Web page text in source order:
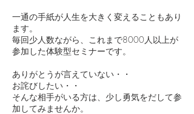
一通の手紙が人生を大きく変えることもあり
ます。
毎回少人数ながら、これまで8000人以上が
参加した体験型セミナーです。
ありがとうが言えていない・・
お詫びしたい・・
そんな相手がいる方は、少し勇気をだして参
加してみませんか。